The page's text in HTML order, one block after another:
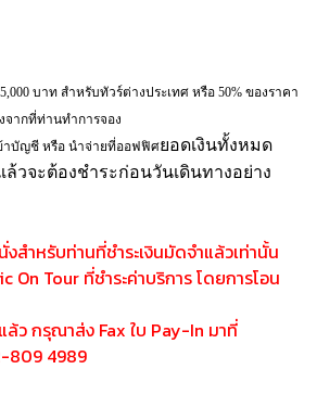
บาท สำหรับทัวร์ต่างประเทศ หรือ 50% ของราคา
จากที่ท่านทำการจอง
ข้าบัญชี หรือ นำจ่ายที่ออฟฟิศยอดเงินทั้งหมด
วจะต้องชำระก่อนวันเดินทางอย่าง
สำหรับท่านที่ชำระเงินมัดจำแล้วเท่านั้น
On Tour ที่ชำระค่าบริการ โดยการโอน
ล้ว กรุณาส่ง Fax ใบ Pay-In มาที่
809 4989